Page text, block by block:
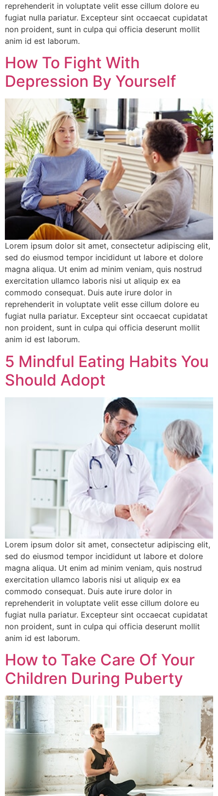
reprehenderit in voluptate velit esse cillum dolore eu
fugiat nulla pariatur. Excepteur sint occaecat cupidatat
non proident, sunt in culpa qui officia deserunt mollit
anim id est laborum.
How To Fight With
Depression By Yourself
Lorem ipsum dolor sit amet, consectetur adipiscing elit,
sed do eiusmod tempor incididunt ut labore et dolore
magna aliqua. Ut enim ad minim veniam, quis nostrud
exercitation ullamco laboris nisi ut aliquip ex ea
commodo consequat. Duis aute irure dolor in
reprehenderit in voluptate velit esse cillum dolore eu
fugiat nulla pariatur. Excepteur sint occaecat cupidatat
non proident, sunt in culpa qui officia deserunt mollit
anim id est laborum.
5 Mindful Eating Habits You
Should Adopt
Lorem ipsum dolor sit amet, consectetur adipiscing elit,
sed do eiusmod tempor incididunt ut labore et dolore
magna aliqua. Ut enim ad minim veniam, quis nostrud
exercitation ullamco laboris nisi ut aliquip ex ea
commodo consequat. Duis aute irure dolor in
reprehenderit in voluptate velit esse cillum dolore eu
fugiat nulla pariatur. Excepteur sint occaecat cupidatat
non proident, sunt in culpa qui officia deserunt mollit
anim id est laborum.
How to Take Care Of Your
Children During Puberty